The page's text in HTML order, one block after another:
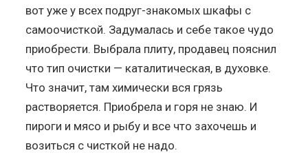
вот уже у всех подруг-знакомых шкафы с
самоочисткой. Задумалась и себе такое чудо
приобрести. Выбрала плиту, продавец пояснил
что тип очистки — каталитическая, в духовке.
Что значит, там химически вся грязь
растворяется. Приобрела и горя не знаю. И
пироги и мясо и рыбу и все что захочешь и
возиться с чисткой не надо.